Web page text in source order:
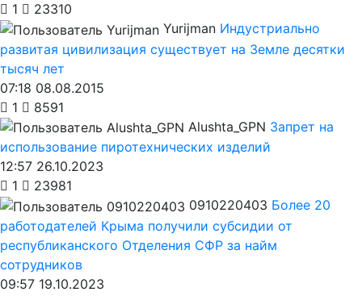
1
23310
Yurijman Индустриально
развитая цивилизация существует на Земле десятки
тысяч лет
07:18 08.08.2015
1
8591
Alushta_GPN Запрет на
использование пиротехнических изделий
12:57 26.10.2023
1
23981
0910220403 Более 20
работодателей Крыма получили субсидии от
республиканского Отделения СФР за найм
сотрудников
09:57 19.10.2023